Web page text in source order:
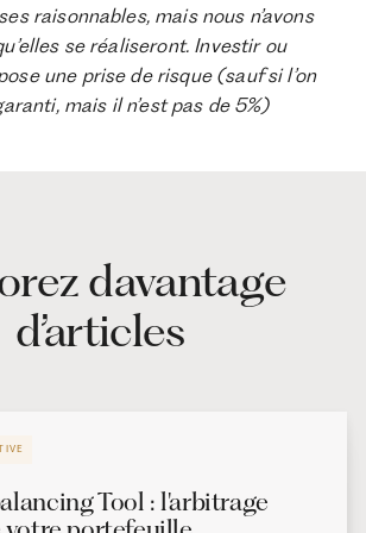
raisonnables, mais nous n’avons
se réaliseront. Investir ou
une prise de risque (sauf si l’on
mais il n’est pas de 5%)
davantage
d’articles
Tool : l'arbitrage